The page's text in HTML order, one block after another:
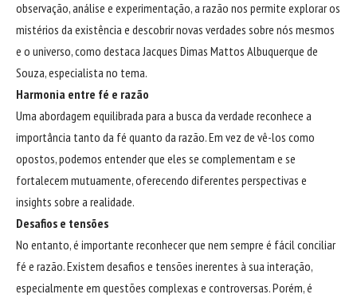
observação, análise e experimentação, a razão nos permite explorar os
mistérios da existência e descobrir novas verdades sobre nós mesmos
e o universo, como destaca Jacques Dimas Mattos Albuquerque de
Souza, especialista no tema.
Harmonia entre fé e razão
Uma abordagem equilibrada para a busca da verdade reconhece a
importância tanto da fé quanto da razão. Em vez de vê-los como
opostos, podemos entender que eles se complementam e se
fortalecem mutuamente, oferecendo diferentes perspectivas e
insights sobre a realidade.
Desafios e tensões
No entanto, é importante reconhecer que nem sempre é fácil conciliar
fé e razão. Existem desafios e tensões inerentes à sua interação,
especialmente em questões complexas e controversas. Porém, é